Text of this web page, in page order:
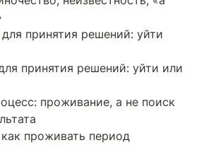
принятия решений: уйти
принятия решений: уйти или
проживание, а не поиск
проживать период